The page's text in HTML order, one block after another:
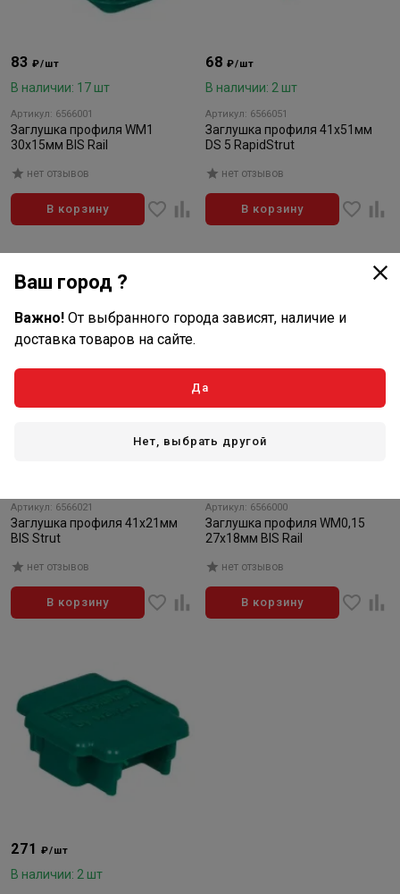
83₽/шт
В наличии: 17 шт
Артикул: 6566001
Заглушка профиля WM1
30х15мм BIS Rail
нет отзывов
В корзину
68₽/шт
В наличии: 2 шт
Артикул: 6566051
Заглушка профиля 41х51мм
DS 5 RapidStrut
нет отзывов
В корзину
Артикул: 6566021
Заглушка профиля 41х21мм
BIS Strut
нет отзывов
В корзину
Артикул: 6566000
Заглушка профиля WM0,15
27х18мм BIS Rail
нет отзывов
В корзину
271₽/шт
В наличии: 2 шт
Ваш город ?
Важно! От выбранного города зависят, наличие и
доставка товаров на сайте.
Да
Нет, выбрать другой